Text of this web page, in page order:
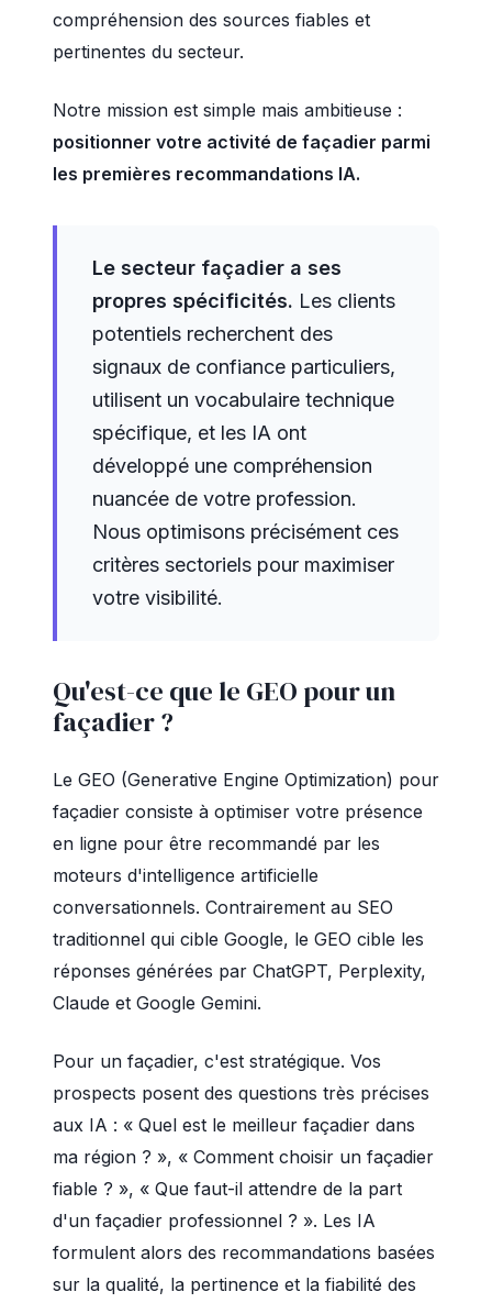
compréhension des sources fiables et
pertinentes du secteur.
Notre mission est simple mais ambitieuse :
positionner votre activité de façadier parmi
les premières recommandations IA.
Le secteur façadier a ses
propres spécificités. Les clients
potentiels recherchent des
signaux de confiance particuliers,
utilisent un vocabulaire technique
spécifique, et les IA ont
développé une compréhension
nuancée de votre profession.
Nous optimisons précisément ces
critères sectoriels pour maximiser
votre visibilité.
Qu'est-ce que le GEO pour un
façadier ?
Le GEO (Generative Engine Optimization) pour
façadier consiste à optimiser votre présence
en ligne pour être recommandé par les
moteurs d'intelligence artificielle
conversationnels. Contrairement au SEO
traditionnel qui cible Google, le GEO cible les
réponses générées par ChatGPT, Perplexity,
Claude et Google Gemini.
Pour un façadier, c'est stratégique. Vos
prospects posent des questions très précises
aux IA : « Quel est le meilleur façadier dans
ma région ? », « Comment choisir un façadier
fiable ? », « Que faut-il attendre de la part
d'un façadier professionnel ? ». Les IA
formulent alors des recommandations basées
sur la qualité, la pertinence et la fiabilité des